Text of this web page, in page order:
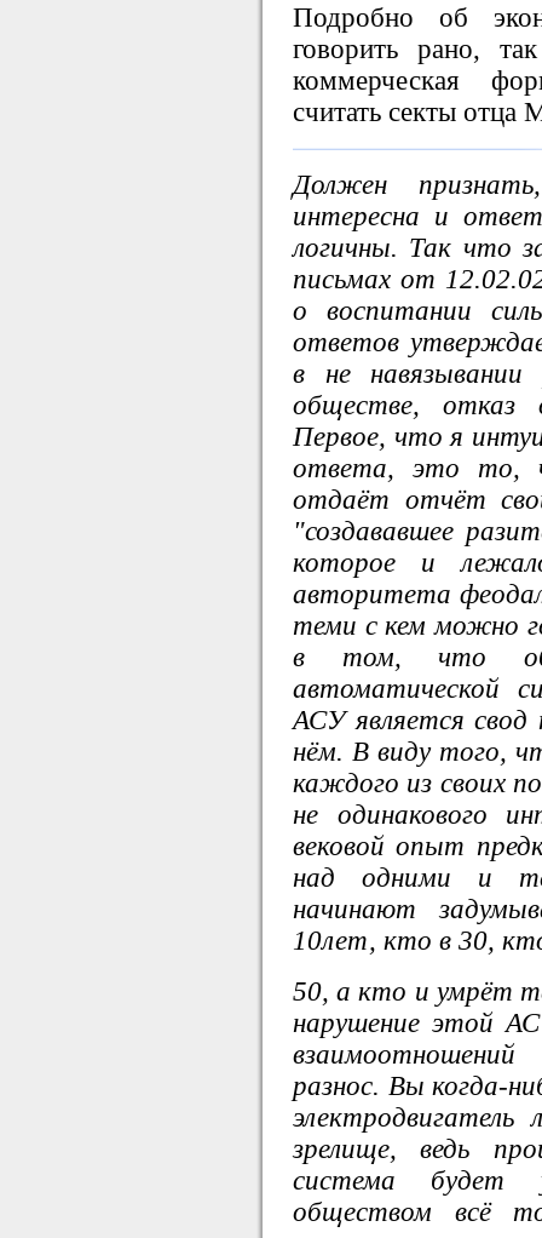
Подробно об
говорить рано,
коммерческая
считать секты
Должен
интересна и
логичны. Так что
письмах от
о воспитании
ответов
в не навязывании
обществе,
Первое, что я
ответа, это то,
отдаёт отчёт
"создававшее
которое и
авторитета
теми с кем можно
в том, что
автоматической
АСУ является свод
нём. В виду того,
каждого из своих
не одинакового
вековой опыт
над одними и
начинают
10лет, кто в 30,
50, а кто и умрёт
нарушение этой
разнос. Вы когда-
зрелище, ведь
система
обществом всё